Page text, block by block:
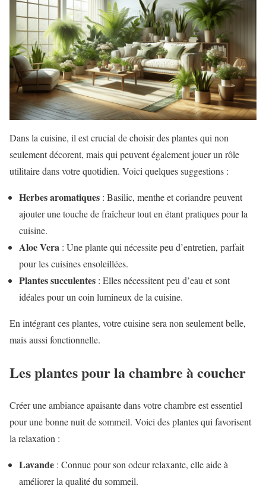
Dans la cuisine, il est crucial de choisir des plantes qui non
seulement décorent, mais qui peuvent également jouer un rôle
utilitaire dans votre quotidien. Voici quelques suggestions :
Herbes aromatiques : Basilic, menthe et coriandre peuvent
ajouter une touche de fraîcheur tout en étant pratiques pour la
cuisine.
Aloe Vera : Une plante qui nécessite peu d’entretien, parfait
pour les cuisines ensoleillées.
Plantes succulentes : Elles nécessitent peu d’eau et sont
idéales pour un coin lumineux de la cuisine.
En intégrant ces plantes, votre cuisine sera non seulement belle,
mais aussi fonctionnelle.
Les plantes pour la chambre à coucher
Créer une ambiance apaisante dans votre chambre est essentiel
pour une bonne nuit de sommeil. Voici des plantes qui favorisent
la relaxation :
Lavande : Connue pour son odeur relaxante, elle aide à
améliorer la qualité du sommeil.